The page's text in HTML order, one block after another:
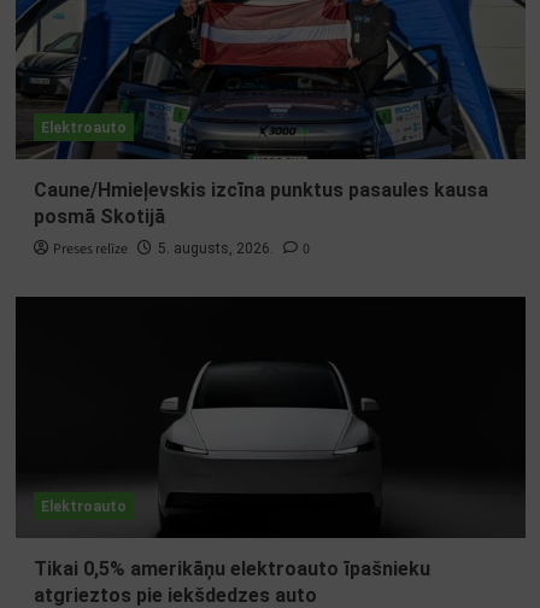
Elektroauto
Caune/Hmieļevskis izcīna punktus pasaules kausa
posmā Skotijā
Preses relīze 5. augusts, 2026. 0
Elektroauto
Tikai 0,5% amerikāņu elektroauto īpašnieku
atgrieztos pie iekšdedzes auto